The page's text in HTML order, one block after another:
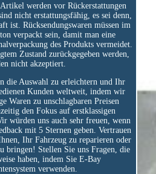
werden vor Rückerstattungen
nicht erstattungsfähig, es sei denn,
ist. Rücksendungswaren müssen im
verpackt sein, damit man eine
des Produkts vermeidet.
Zustand zurückgegeben werden,
nicht akzeptiert.
die Auswahl zu erleichtern und Ihr
Kunden weltweit, indem wir
Waren zu unschlagbaren Preisen
den Fokus auf erstklassigen
würden uns auch sehr freuen, wenn
mit 5 Sternen geben. Vertrauen
Ihr Fahrzeug zu reparieren oder
bringen! Stellen Sie uns Fragen, die
haben, indem Sie E-Bay
verwenden.